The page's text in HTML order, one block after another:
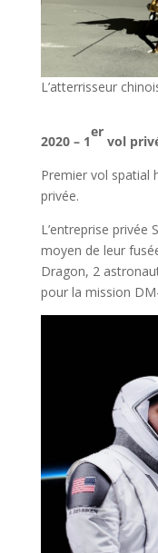
L’atterrisseur
2020 – 1
er
vol
Premier vol spatial
privée.
L’entreprise privée
moyen de leur
Dragon, 2
pour la mission